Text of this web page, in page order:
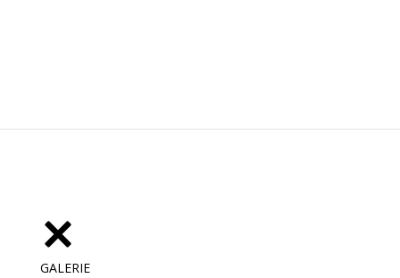
GALERIE